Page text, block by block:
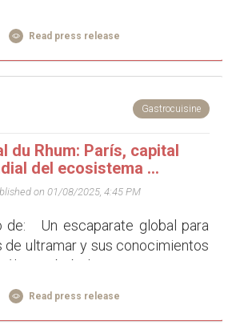
de detalles que invitan a
Read press release
Gastrocuisine
du Rhum: París, capital
del ecosistema ...
on 01/08/2025, 4:45 PM
global para
de ultramar y sus conocimientos
una bebida espirituosa: es el
...
Read press release